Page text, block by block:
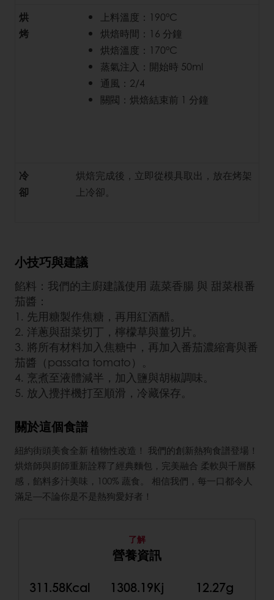
烘
烤
上料溫度：190°C
烘焙時間：16 分鐘
烘焙溫度：170°C
蒸氣注入：開始時 50ml
通風：2/4
關閥：烘焙結束前 1 分鐘
冷
卻
烘焙完成後，立即從模具取出，放在烤架
上冷卻。
小技巧與建議
餡料：我們的主廚建議使用 蔬菜香腸 與 甜菜根番
茄醬：
1. 先用糖製作焦糖，再用紅酒醋。
2. 洋蔥與甜菜切丁，檸檬草與薑切片。
3. 將所有材料加入焦糖中，再加入番茄濃縮膏與番
茄醬（passata tomato）。
4. 烹煮至液體減半，加入鹽與胡椒調味。
5. 放入攪拌機打至順滑，冷藏保存。
關於這個食譜
紐約街頭美食全新 植物性改造！ 我們的創新熱狗食譜登場！
烘焙師與廚師重新詮釋了經典麵包，完美融合 柔軟與千層酥
感，餡料多汁美味，100% 蔬食。 相信我們，每一口都令人
滿足—不論你是不是熱狗愛好者！
了解
營養資訊
311.58Kcal
1308.19Kj 12.27g